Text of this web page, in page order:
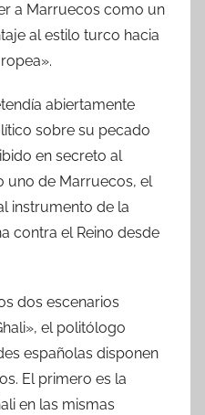
a Marruecos como un
al estilo turco hacia
abiertamente
sobre su pecado
en secreto al
uno de Marruecos, el
instrumento de la
contra el Reino desde
dos escenarios
el politólogo
españolas disponen
El primero es la
en las mismas